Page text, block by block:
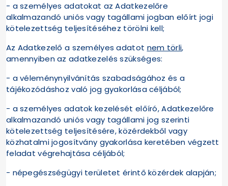
- a személyes adatokat az Adatkezelőre
alkalmazandó uniós vagy tagállami jogban előírt jogi
kötelezettség teljesítéséhez törölni kell;
Az Adatkezelő a személyes adatot nem törli,
amennyiben az adatkezelés szükséges:
- a véleménynyilvánítás szabadságához és a
tájékozódáshoz való jog gyakorlása céljából;
- a személyes adatok kezelését előíró, Adatkezelőre
alkalmazandó uniós vagy tagállami jog szerinti
kötelezettség teljesítésére, közérdekből vagy
közhatalmi jogosítvány gyakorlása keretében végzett
feladat végrehajtása céljából;
- népegészségügyi területet érintő közérdek alapján;